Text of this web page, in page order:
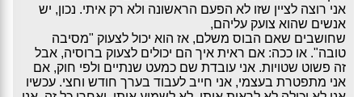
אני רוצה לציין שזו לא הפעם הראשונה ולא רק איתי. נכון, יש
אנשים שהוא צועק עליהם,
שחושבים שאם הבוס משלם, אז הוא יכול לצעוק "מסיבה
טובה". או ככה: אם ראית איך הם יכולים לצעוק ברוסיה, אבל
זה פשוט שטויות. אני עובדת שם כמעט שנתיים ולפי חוק, אם
אני מתפטרת בעצמי, אני חייב לעבוד בערך חודש וחצי. עכשיו